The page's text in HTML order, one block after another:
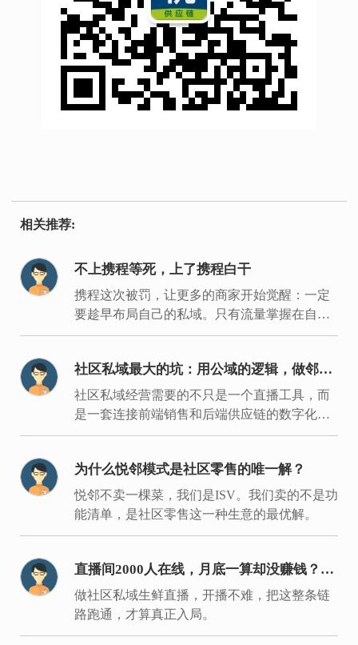
相关推荐:
不上携程等死，上了携程白干
携程这次被罚，让更多的商家开始觉醒：一定
要趁早布局自己的私域。只有流量掌握在自己
手里，才能建立经营主场，拿回经营主动权。
社区私域最大的坑：用公域的逻辑，做邻居
的生意
社区私域经营需要的不只是一个直播工具，而
是一套连接前端销售和后端供应链的数字化履
约体系。
为什么悦邻模式是社区零售的唯一解？
悦邻不卖一棵菜，我们是ISV。我们卖的不是功
能清单，是社区零售这一种生意的最优解。
直播间2000人在线，月底一算却没赚钱？入
局同城生鲜要过的是这7关
做社区私域生鲜直播，开播不难，把这整条链
路跑通，才算真正入局。